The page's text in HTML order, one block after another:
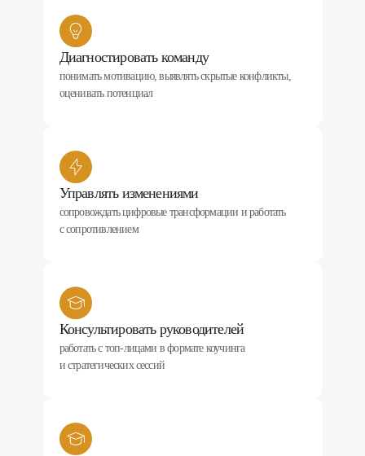
Диагностировать команду
понимать мотивацию, выявлять скрытые конфликты,
оценивать потенциал
Управлять изменениями
сопровождать цифровые трансформации и работать
с сопротивлением
Консультировать руководителей
работать с топ-лицами в формате коучинга
и стратегических сессий